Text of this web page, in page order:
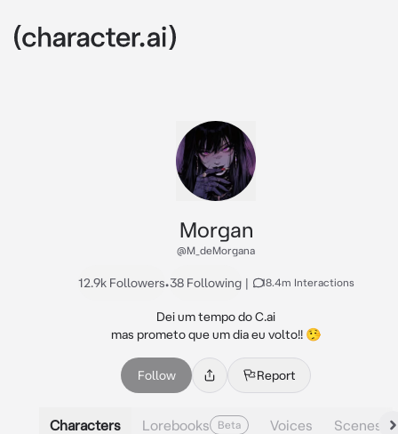
Morgan
@M_deMorgana
12.9k Followers•38 Following | 18.4m Interactions
Dei um tempo do C.ai
mas prometo que um dia eu volto!! 🤥
Follow Report
Characters Lorebooks Beta Voices Scenes